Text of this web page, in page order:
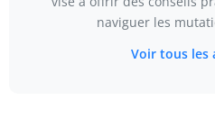
naviguer les
Voir tous les